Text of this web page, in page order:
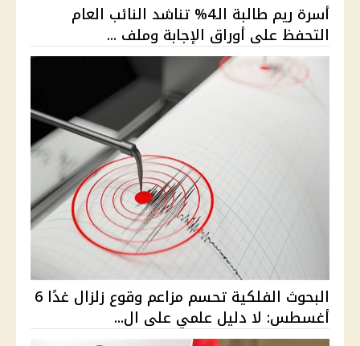
أسرة ريم طالبة الـ4% تناشد النائب العام
التحفظ على أوراق الإجابة وملف ...
البحوث الفلكية تحسم مزاعم وقوع زلزال غدًا 6
أغسطس: لا دليل علمي على ال...